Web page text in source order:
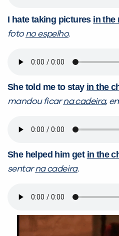
I hate taking pictures in the
fotono espelho.
She told me to stay in the
mandou ficarna cadeira,
She helped him get in the
sentarna cadeira.